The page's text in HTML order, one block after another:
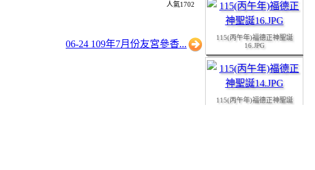
人氣1702
06-24 109年7月份友宮參香...
115(丙午年)福德正神聖誕
16.JPG
115(丙午年)福德正神聖誕
14.JPG